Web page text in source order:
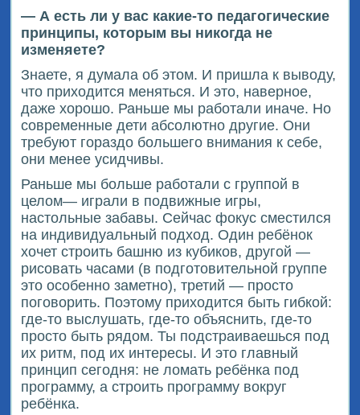
— А есть ли у вас какие-то педагогические
принципы, которым вы никогда не
изменяете?
Знаете, я думала об этом. И пришла к выводу,
что приходится меняться. И это, наверное,
даже хорошо. Раньше мы работали иначе. Но
современные дети абсолютно другие. Они
требуют гораздо большего внимания к себе,
они менее усидчивы.
Раньше мы больше работали с группой в
целом— играли в подвижные игры,
настольные забавы. Сейчас фокус сместился
на индивидуальный подход. Один ребёнок
хочет строить башню из кубиков, другой —
рисовать часами (в подготовительной группе
это особенно заметно), третий — просто
поговорить. Поэтому приходится быть гибкой:
где-то выслушать, где-то объяснить, где-то
просто быть рядом. Ты подстраиваешься под
их ритм, под их интересы. И это главный
принцип сегодня: не ломать ребёнка под
программу, а строить программу вокруг
ребёнка.